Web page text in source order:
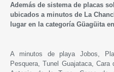
Además de sistema de placas
ubicados a minutos de La
lugar en la categoría Güagüita
A minutos de playa Jobos,
Pesquera, Tunel Guajataca,